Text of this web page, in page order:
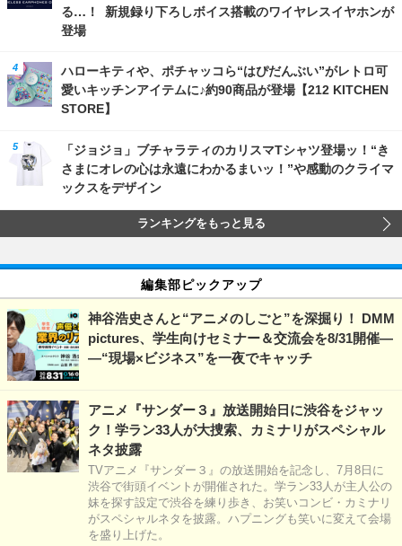
る…！ 新規録り下ろしボイス搭載のワイヤレスイヤホンが
登場
ハローキティや、ポチャッコら“はぴだんぶい”がレトロ可
愛いキッチンアイテムに♪約90商品が登場【212 KITCHEN
STORE】
「ジョジョ」ブチャラティのカリスマTシャツ登場ッ！“き
さまにオレの心は永遠にわかるまいッ！”や感動のクライマ
ックスをデザイン
ランキングをもっと見る
編集部ピックアップ
神谷浩史さんと“アニメのしごと”を深掘り！ DMM
pictures、学生向けセミナー＆交流会を8/31開催―
―“現場×ビジネス”を一夜でキャッチ
アニメ『サンダー３』放送開始日に渋谷をジャッ
ク！学ラン33人が大捜索、カミナリがスペシャル
ネタ披露
TVアニメ『サンダー３』の放送開始を記念し、7月8日に
渋谷で街頭イベントが開催された。学ラン33人が主人公の
妹を探す設定で渋谷を練り歩き、お笑いコンビ・カミナリ
がスペシャルネタを披露。ハプニングも笑いに変えて会場
を盛り上げた。